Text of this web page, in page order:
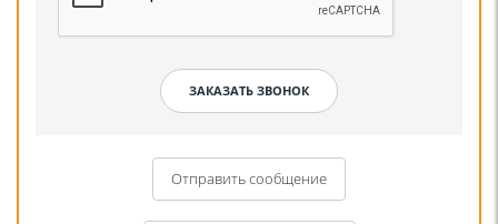
Отправить сообщение